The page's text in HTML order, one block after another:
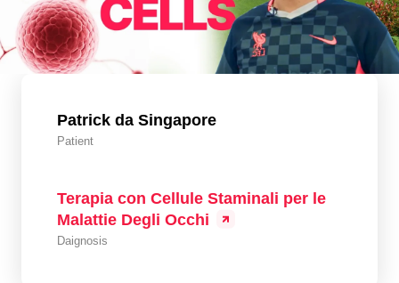
Patrick da Singapore
Patient
Terapia con Cellule Staminali per le
Malattie Degli Occhi
Daignosis